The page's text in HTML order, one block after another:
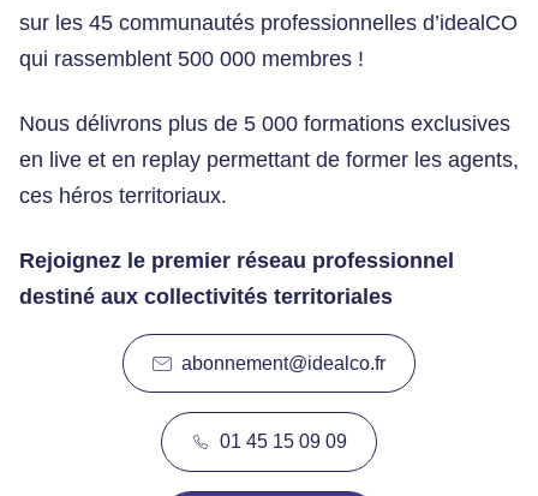
sur les 45 communautés professionnelles d’idealCO
qui rassemblent 500 000 membres !
Nous délivrons plus de 5 000 formations exclusives
en live et en replay permettant de former les agents,
ces héros territoriaux.
Rejoignez le premier réseau professionnel
destiné aux collectivités territoriales
abonnement@idealco.fr
01 45 15 09 09